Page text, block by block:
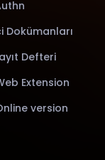
Dokümanları
Defteri
Extension
version